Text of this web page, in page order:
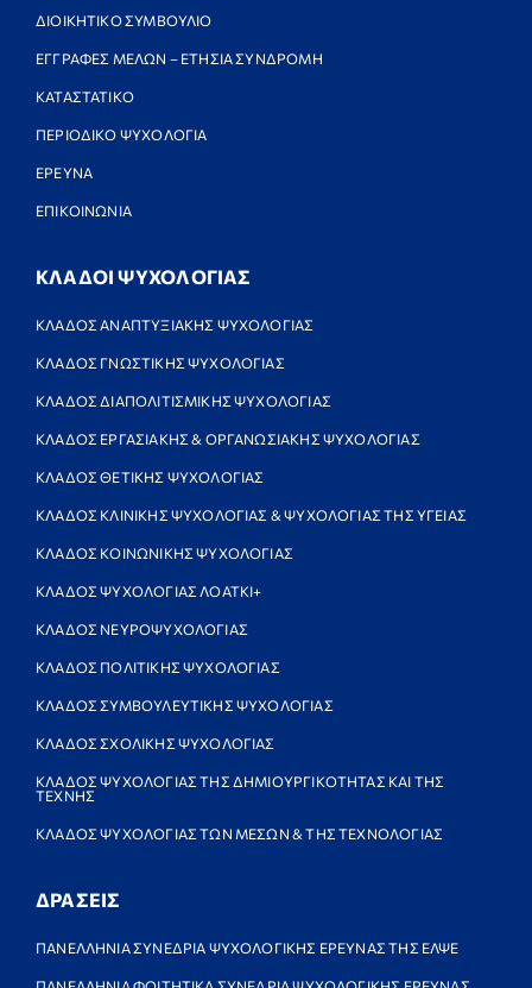
ΔΙΟΙΚΗΤΙΚΟ ΣΥΜΒΟΥΛΙΟ
ΕΓΓΡΑΦΕΣ ΜΕΛΩΝ – ΕΤΗΣΙΑ ΣΥΝΔΡΟΜΗ
ΚΑΤΑΣΤΑΤΙΚΟ
ΠΕΡΙΟΔΙΚΟ ΨΥΧΟΛΟΓΙΑ
ΕΡΕΥΝΑ
ΕΠΙΚΟΙΝΩΝΙΑ
ΚΛΑΔΟΙ ΨΥΧΟΛΟΓΙΑΣ
ΚΛΑΔΟΣ ΑΝΑΠΤΥΞΙΑΚΗΣ ΨΥΧΟΛΟΓΙΑΣ
ΚΛΑΔΟΣ ΓΝΩΣΤΙΚΗΣ ΨΥΧΟΛΟΓΙΑΣ
ΚΛΑΔΟΣ ΔΙΑΠΟΛΙΤΙΣΜΙΚΗΣ ΨΥΧΟΛΟΓΙΑΣ
ΚΛΑΔΟΣ ΕΡΓΑΣΙΑΚΗΣ & ΟΡΓΑΝΩΣΙΑΚΗΣ ΨΥΧΟΛΟΓΙΑΣ
ΚΛΑΔΟΣ ΘΕΤΙΚΗΣ ΨΥΧΟΛΟΓΙΑΣ
ΚΛΑΔΟΣ ΚΛΙΝΙΚΗΣ ΨΥΧΟΛΟΓΙΑΣ & ΨΥΧΟΛΟΓΙΑΣ ΤΗΣ ΥΓΕΙΑΣ
ΚΛΑΔΟΣ ΚΟΙΝΩΝΙΚΗΣ ΨΥΧΟΛΟΓΙΑΣ
ΚΛΑΔΟΣ ΨΥΧΟΛΟΓΙΑΣ ΛΟΑΤΚΙ+
ΚΛΑΔΟΣ ΝΕΥΡΟΨΥΧΟΛΟΓΙΑΣ
ΚΛΑΔΟΣ ΠΟΛΙΤΙΚΗΣ ΨΥΧΟΛΟΓΙΑΣ
ΚΛΑΔΟΣ ΣΥΜΒΟΥΛΕΥΤΙΚΗΣ ΨΥΧΟΛΟΓΙΑΣ
ΚΛΑΔΟΣ ΣΧΟΛΙΚΗΣ ΨΥΧΟΛΟΓΙΑΣ
ΚΛΑΔΟΣ ΨΥΧΟΛΟΓΙΑΣ ΤΗΣ ΔΗΜΙΟΥΡΓΙΚΟΤΗΤΑΣ ΚΑΙ ΤΗΣ
ΤΕΧΝΗΣ
ΚΛΑΔΟΣ ΨΥΧΟΛΟΓΙΑΣ ΤΩΝ ΜΕΣΩΝ & ΤΗΣ ΤΕΧΝΟΛΟΓΙΑΣ
ΔΡΑΣΕΙΣ
ΠΑΝΕΛΛΗΝΙΑ ΣΥΝΕΔΡΙΑ ΨΥΧΟΛΟΓΙΚΗΣ ΕΡΕΥΝΑΣ ΤΗΣ ΕΛΨΕ